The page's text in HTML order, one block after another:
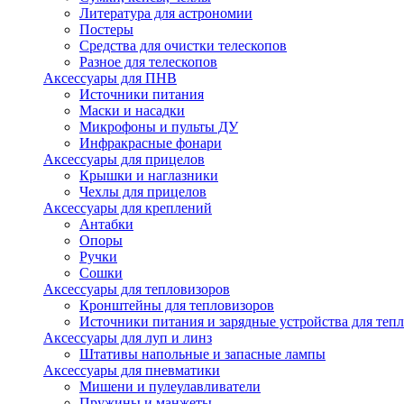
Литература для астрономии
Постеры
Средства для очистки телескопов
Разное для телескопов
Аксессуары для ПНВ
Источники питания
Маски и насадки
Микрофоны и пульты ДУ
Инфракрасные фонари
Аксессуары для прицелов
Крышки и наглазники
Чехлы для прицелов
Аксессуары для креплений
Антабки
Опоры
Ручки
Сошки
Аксессуары для тепловизоров
Кронштейны для тепловизоров
Источники питания и зарядные устройства для
Аксессуары для луп и линз
Штативы напольные и запасные лампы
Аксессуары для пневматики
Мишени и пулеулавливатели